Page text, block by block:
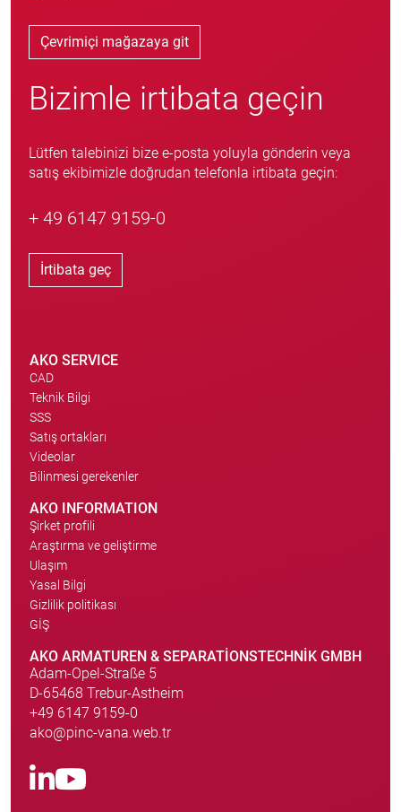
Çevrimiçi mağazaya git
Bizimle irtibata geçin
Lütfen talebinizi bize e-posta yoluyla gönderin veya
satış ekibimizle doğrudan telefonla irtibata geçin:
+ 49 6147 9159-0
İrtibata geç
AKO SERVICE
CAD
Teknik Bilgi
SSS
Satış ortakları
Videolar
Bilinmesi gerekenler
AKO INFORMATION
Şirket profili
Araştırma ve geliştirme
Ulaşım
Yasal Bilgi
Gizlilik politikası
GİŞ
AKO ARMATUREN & SEPARATIONSTECHNIK GMBH
Adam-Opel-Straße 5
D-65468 Trebur-Astheim
+49 6147 9159-0
ako@pinc-vana.web.tr